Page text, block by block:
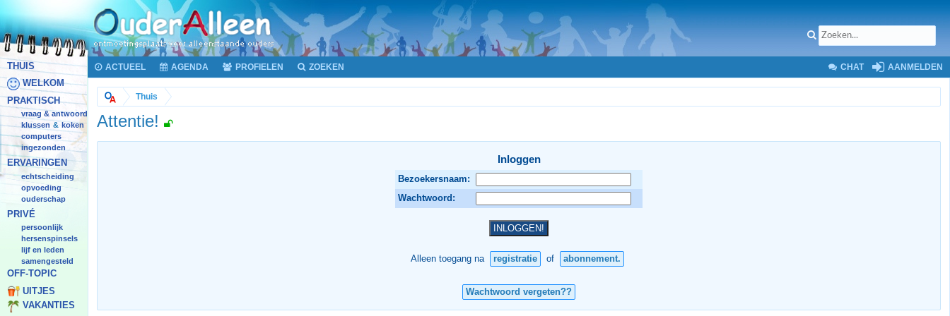
THUIS
WELKOM
PRAKTISCH
vraag & antwoord
klussen & koken
computers
ingezonden
ERVARINGEN
echtscheiding
opvoeding
ouderschap
PRIVÉ
persoonlijk
hersenspinsels
lijf en leden
samengesteld
OFF-TOPIC
UITJES
VAKANTIES
ACTUEEL AGENDA PROFIELEN ZOEKEN CHAT AANMELDEN
Thuis
Attentie!
Inloggen
Bezoekersnaam:
Wachtwoord:
Alleen toegang na registratie of abonnement.
Wachtwoord vergeten??